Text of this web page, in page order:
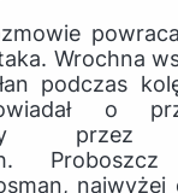
Wrochna
podczas
o
przez
Proboszcz
najwyżej